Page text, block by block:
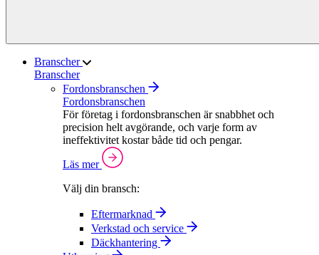
Branscher
Branscher
Fordonsbranschen
Fordonsbranschen
För företag i fordonsbranschen är snabbhet och
precision helt avgörande, och varje form av
ineffektivitet kostar både tid och pengar.
Läs mer
Välj din bransch:
Eftermarknad
Verkstad och service
Däckhantering